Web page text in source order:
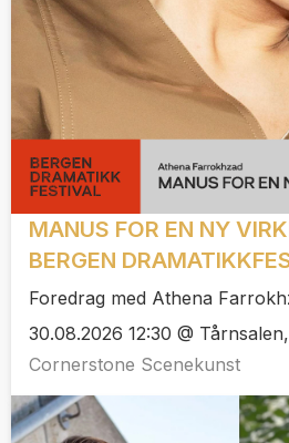
MANUS FOR EN NY
BERGEN
Foredrag med Athena
30.08.2026 12:30 @
Cornerstone Scenekunst